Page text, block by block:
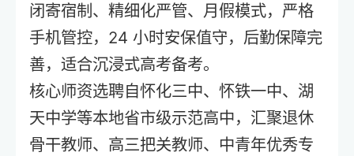
闭寄宿制、精细化严管、月假模式，严格
手机管控，24 小时安保值守，后勤保障完
善，适合沉浸式高考备考。
核心师资选聘自怀化三中、怀铁一中、湖
天中学等本地省市级示范高中，汇聚退休
骨干教师、高三把关教师、中青年优秀专